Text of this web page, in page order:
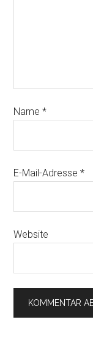
Name*
E-Mail-Adresse*
Website